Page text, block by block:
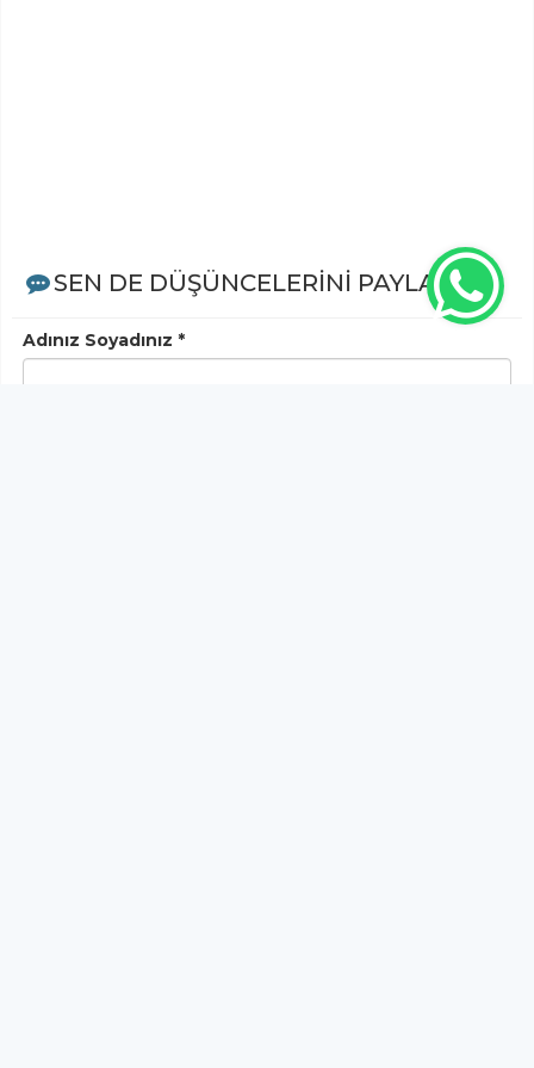
SEN DE DÜŞÜNCELERİNİ PAYLAŞ!
Adınız Soyadınız *